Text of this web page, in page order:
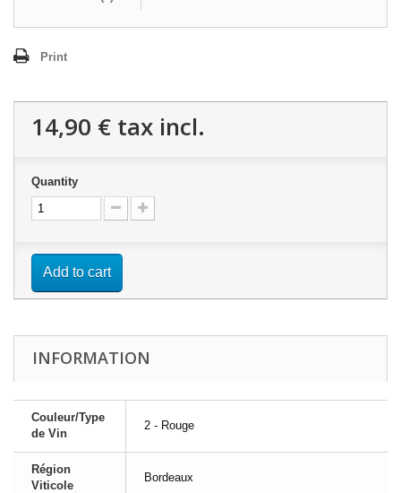
Print
14,90 € tax incl.
Quantity
Add to cart
INFORMATION
Couleur/Type
de Vin
2 - Rouge
Région
Viticole
Bordeaux